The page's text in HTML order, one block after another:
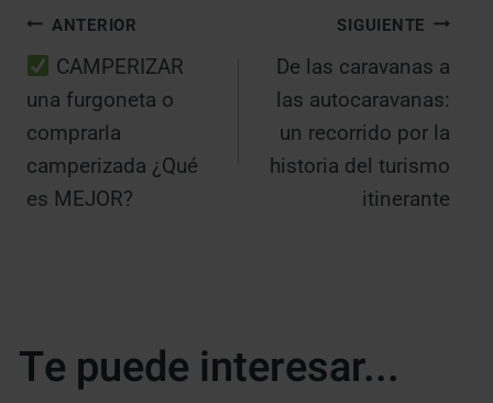
Navegación
de
entradas
ANTERIOR
CAMPERIZAR
una furgoneta o
comprarla
camperizada ¿Qué
es MEJOR?
SIGUIENTE
De las caravanas a
las autocaravanas:
un recorrido por la
historia del turismo
itinerante
Te puede interesar...